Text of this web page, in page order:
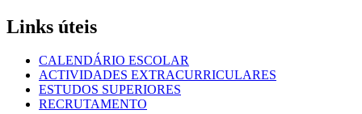
Links úteis
CALENDÁRIO ESCOLAR
ACTIVIDADES EXTRACURRICULARES
ESTUDOS SUPERIORES
RECRUTAMENTO